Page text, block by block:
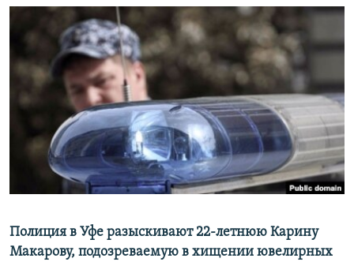
СИБИРЬ.РЕАЛИИ
РАСПИСАНИЕ ВЕЩАНИЯ
ПОДПИШИТЕСЬ НА РАССЫЛКУ
СОЦИАЛЬНЫЕ СЕТИ
Все сайты РСЕ/РС
Полиция в Уфе разыскивают 22-летнюю Карину
Макарову, подозреваемую в хищении ювелирных